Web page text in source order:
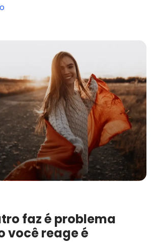
faz é problema
você reage é